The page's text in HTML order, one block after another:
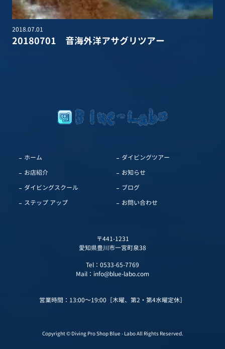
2018.07.01
20180701 音海外洋アサグリツアー
ホーム
お店紹介
ダイビングスクール
ステップ アップ
ダイビングツアー
お知らせ
ブログ
お問い合わせ
〒441-1231
愛知県豊川市一宮町泉38
Tel： 0533-65-7769
Mail： info@blue-labo.com
営業時間：13:00～19:00［木曜、第2・第4水曜定休］
Copyright © Diving Pro Shop Blue - Labo All Rights Reserved.